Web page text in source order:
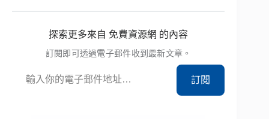
探索更多來自 免費資源網 的內容
訂閱即可透過電子郵件收到最新文章。
訂閱